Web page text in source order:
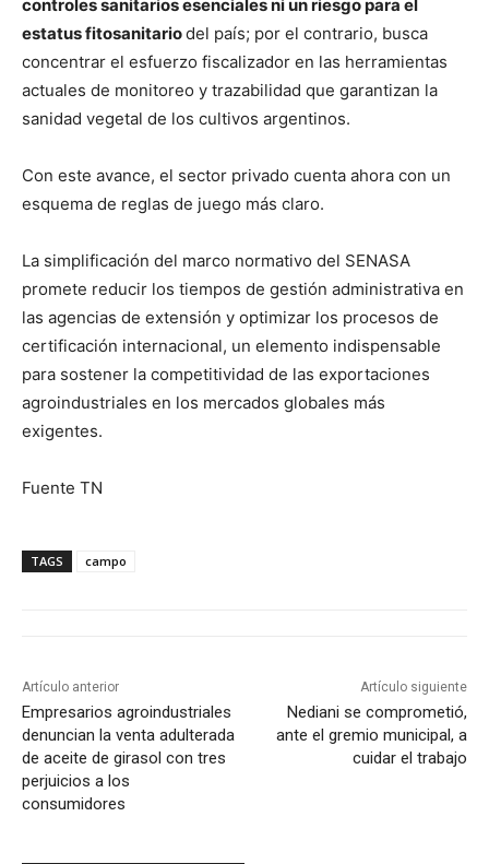
controles sanitarios esenciales ni un riesgo para el
estatus fitosanitariodel país; por el contrario, busca
concentrar el esfuerzo fiscalizador en las herramientas
actuales de monitoreo y trazabilidad que garantizan la
sanidad vegetal de los cultivos argentinos.
Con este avance, el sector privado cuenta ahora con un
esquema de reglas de juego más claro.
La simplificación del marco normativo del SENASA
promete reducir los tiempos de gestión administrativa en
las agencias de extensión y optimizar los procesos de
certificación internacional, un elemento indispensable
para sostener la competitividad de las exportaciones
agroindustriales en los mercados globales más
exigentes.
Fuente TN
TAGS campo
Artículo anterior
Empresarios agroindustriales
denuncian la venta adulterada
de aceite de girasol con tres
perjuicios a los
consumidores
Artículo siguiente
Nediani se comprometió,
ante el gremio municipal, a
cuidar el trabajo